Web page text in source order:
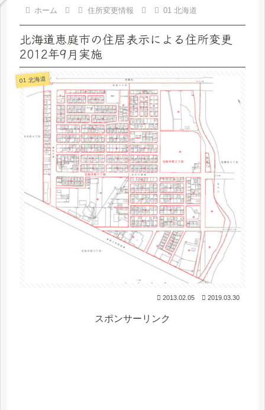
ホーム 住所変更情報 01 北海道
北海道恵庭市の住居表示による住所変更
2012年9月実施
01 北海道
2013.02.05 2019.03.30
スポンサーリンク